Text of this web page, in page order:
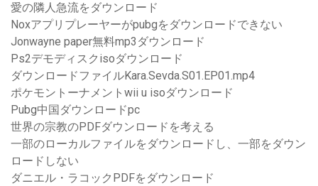
愛の隣人急流をダウンロード
Noxアプリプレーヤーがpubgをダウンロードできない
Jonwayne paper無料mp3ダウンロード
Ps2デモディスクisoダウンロード
ダウンロードファイルKara.Sevda.S01.EP01.mp4
ポケモントーナメントwii u isoダウンロード
Pubg中国ダウンロードpc
世界の宗教のPDFダウンロードを考える
一部のローカルファイルをダウンロードし、一部をダウン
ロードしない
ダニエル・ラコックPDFをダウンロード